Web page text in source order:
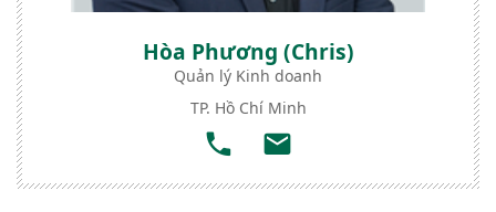
Hòa Phương (Chris)
Quản lý Kinh doanh
TP. Hồ Chí Minh